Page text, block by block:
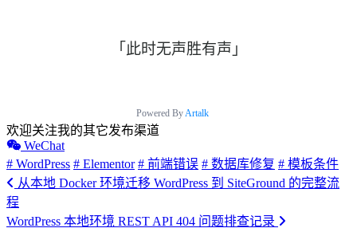
「此时无声胜有声」
Powered By Artalk
欢迎关注我的其它发布渠道
WeChat
# WordPress # Elementor # 前端错误 # 数据库修复 # 模板条件
从本地 Docker 环境迁移 WordPress 到 SiteGround 的完整流
程
WordPress 本地环境 REST API 404 问题排查记录